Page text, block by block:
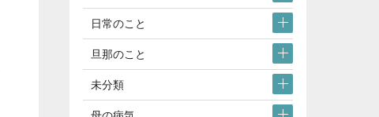
日常のこと
旦那のこと
未分類